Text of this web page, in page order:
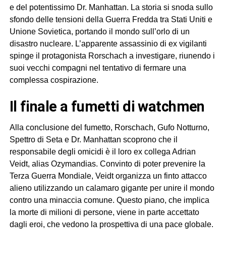
e del potentissimo Dr. Manhattan. La storia si snoda sullo
sfondo delle tensioni della Guerra Fredda tra Stati Uniti e
Unione Sovietica, portando il mondo sull’orlo di un
disastro nucleare. L’apparente assassinio di ex vigilanti
spinge il protagonista Rorschach a investigare, riunendo i
suoi vecchi compagni nel tentativo di fermare una
complessa cospirazione.
il finale a fumetti di watchmen
Alla conclusione del fumetto, Rorschach, Gufo Notturno,
Spettro di Seta e Dr. Manhattan scoprono che il
responsabile degli omicidi è il loro ex collega Adrian
Veidt, alias Ozymandias. Convinto di poter prevenire la
Terza Guerra Mondiale, Veidt organizza un finto attacco
alieno utilizzando un calamaro gigante per unire il mondo
contro una minaccia comune. Questo piano, che implica
la morte di milioni di persone, viene in parte accettato
dagli eroi, che vedono la prospettiva di una pace globale.